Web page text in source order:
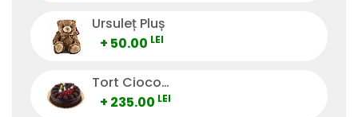
Ursuleț Pluș
+ 50.00 LEI
Tort Ciocolată
+ 235.00 LEI